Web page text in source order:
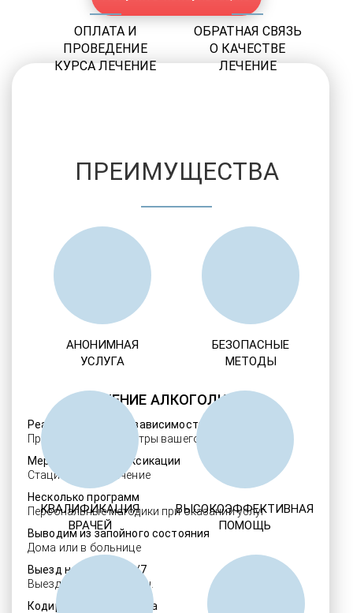
ЛЕЧЕНИЕ АЛКОГОЛИЗМА
Реабилитация алкозависимости
Проверенные ребцентры вашего региона
Мероприятия детоксикации
Стационарное лечение
Несколько программ
Персональные методики при оказании услуг
Выводим из запойного состояния
Дома или в больнице
Выезд нарколога 24/7
Выезд в течение 30 мин.
Кодировка алкоголизма
ОПЛАТА И
ПРОВЕДЕНИЕ
КУРСА ЛЕЧЕНИЕ
ОБРАТНАЯ СВЯЗЬ
О КАЧЕСТВЕ
ЛЕЧЕНИЕ
ПРЕИМУЩЕСТВА
АНОНИМНАЯ
УСЛУГА
БЕЗОПАСНЫЕ
МЕТОДЫ
КВАЛИФИКАЦИЯ
ВРАЧЕЙ
ВЫСОКОЭФФЕКТИВНАЯ
ПОМОЩЬ